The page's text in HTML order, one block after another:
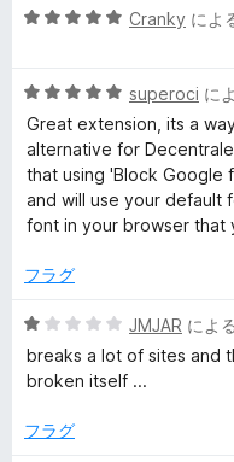
評
5
中
5
の
評
価
Cranky によ
5
段
階
中
5
の
価
superoci に
Great extension, its a
alternative for
that using 'Block Google
and will use your default
font in your browser that
フラグ
5
段
階
1
JMJAR によ
breaks a lot of sites and
broken itself ...
フラグ